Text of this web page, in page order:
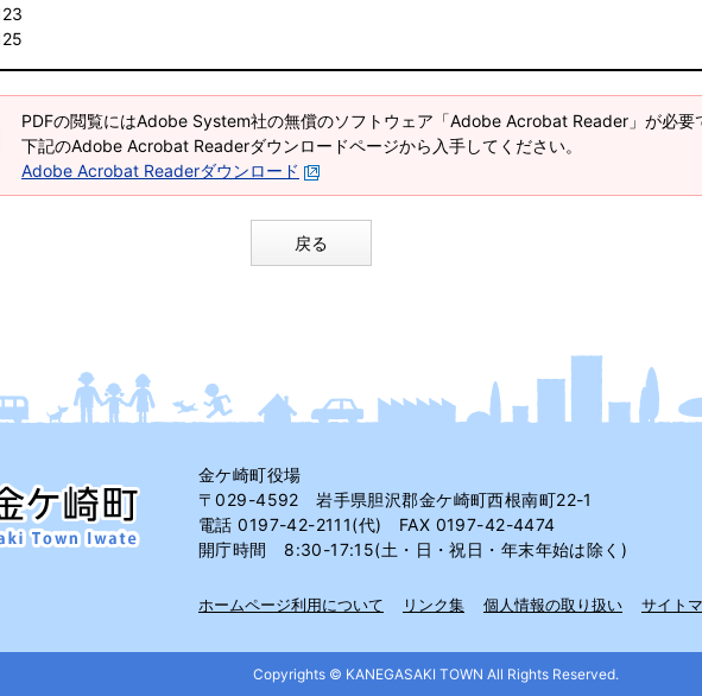
PDFの閲覧にはAdobe System社の無償のソフトウェア「Adobe Acrobat Reader」が必要
下記のAdobe Acrobat Readerダウンロードページから入手してください。
Adobe Acrobat Readerダウンロード
戻る
金ケ崎町役場
〒029-4592 岩手県胆沢郡金ケ崎町西根南町22-1
電話 0197-42-2111(代) FAX 0197-42-4474
開庁時間 8:30-17:15(土・日・祝日・年末年始は除く)
ホームページ利用について リンク集 個人情報の取り扱い サイト
Copyrights © KANEGASAKI TOWN All Rights Reserved.